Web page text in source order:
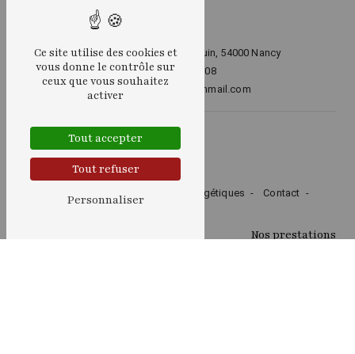
16 Avenue du Maréchal Juin, 54000 Nancy
06 26 84 50 08
sylviaernst@protonmail.com
Plan du site
Voyance Soins énergétiques Contact
Nos prestations
Ce site utilise des cookies et
vous donne le contrôle sur
ceux que vous souhaitez
activer
Tout accepter
Tout refuser
Personnaliser